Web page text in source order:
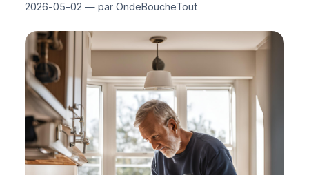
2026-05-02 — par OndeBoucheTout